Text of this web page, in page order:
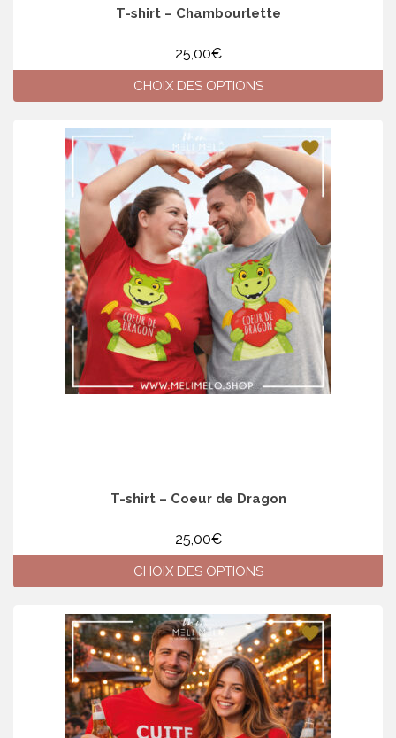
T-shirt – Chambourlette
25,00€
CHOIX DES OPTIONS
produit
a
plusieurs
variations.
Les
options
peuvent
être
choisies
sur
la
page
du
produit
T-shirt – Coeur de Dragon
25,00€
CHOIX DES OPTIONS
produit
a
plusieurs
variations.
Les
options
peuvent